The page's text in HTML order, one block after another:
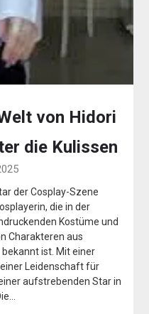
von Hidori
die Kulissen
der Cosplay-Szene
die in der
Kostüme und
Charakteren aus
ist. Mit einer
Leidenschaft für
aufstrebenden Star in